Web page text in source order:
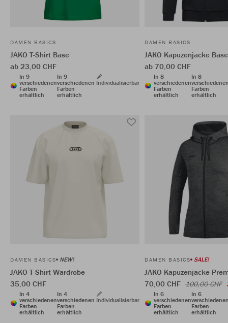
DAMEN BASICS
JAKO T-Shirt Base
ab 23,00 CHF
In 9
verschiedenen
Farben
erhältlich
In 9
verschiedenen
Farben
erhältlich
Individualisierbar
DAMEN BASICS
JAKO Kapuzenjacke Base
ab 70,00 CHF
In 8
verschiedenen
Farben
erhältlich
In 8
Farben
erhältlich
DAMEN BASICS NEW!
JAKO T-Shirt Wardrobe
35,00 CHF
In 4
verschiedenen
Farben
erhältlich
In 4
verschiedenen
Farben
erhältlich
Individualisierbar
DAMEN BASICS SALE!
JAKO Kapuzenjacke
70,00 CHF 100,00 CHF
In 6
verschiedenen
Farben
erhältlich
In 6
Farben
erhältlich